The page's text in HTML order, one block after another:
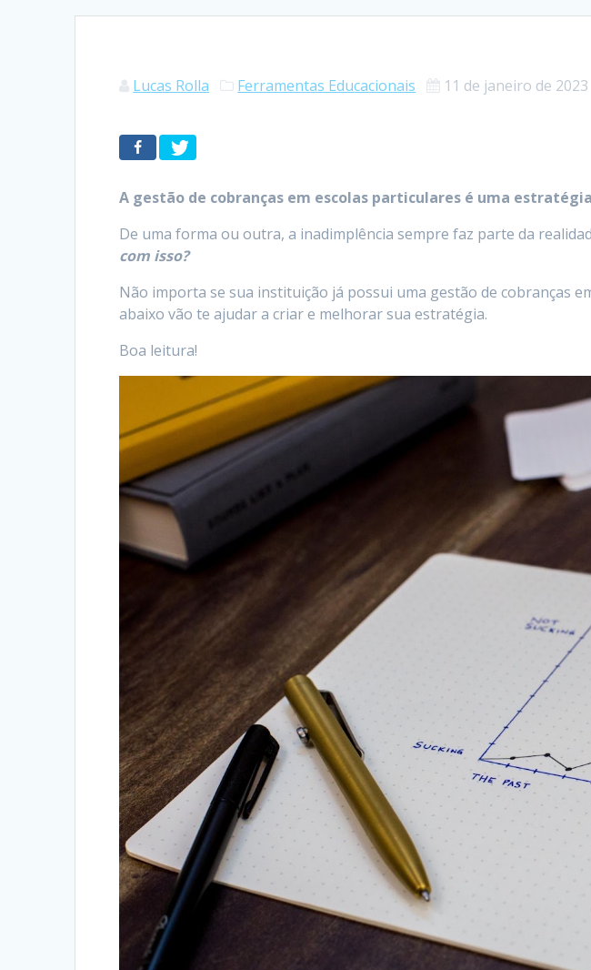
Lucas Rolla Ferramentas Educacionais 11 de janeiro de 2023
A gestão de cobranças em escolas particulares é uma
De uma forma ou outra, a inadimplência sempre faz parte da
com isso?
Não importa se sua instituição já possui uma gestão de cobranças
abaixo vão te ajudar a criar e melhorar sua estratégia.
Boa leitura!